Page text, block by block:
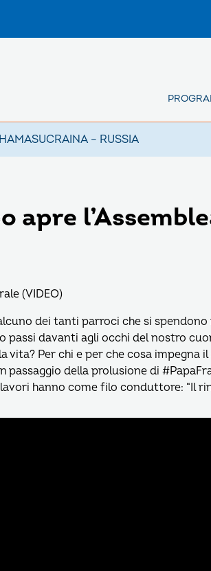
UCRAINA – RUSSIA
apre
(VIDEO)
dei tanti parroci che si
davanti agli occhi del nostro
vita? Per chi e per che cosa impegna
passaggio della prolusione di
hanno come filo conduttore: “Il